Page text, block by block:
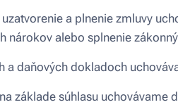
a plnenie zmluvy
nárokov alebo splnenie
a daňových dokladoch
základe súhlasu